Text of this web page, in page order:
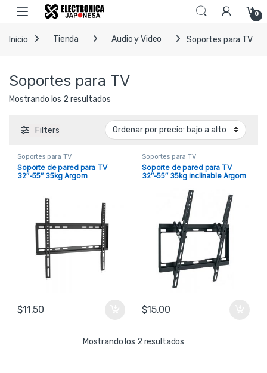
Skip to navigation
Skip to content
Open 0
Inicio Tienda Audio y Video Soportes para TV
Soportes para TV
Mostrando los 2 resultadosOrdenado por precio: bajo a alto
Filters
Soportes para TV
Soporte de pared para TV
32″-55″ 35kg Argom
$11.50
Soportes para TV
Soporte de pared para TV
32″-55″ 35kg inclinable Argom
$15.00
Mostrando los 2 resultados